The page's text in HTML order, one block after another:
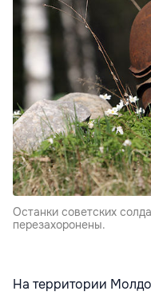
Останки советских
перезахоронены.
На территории